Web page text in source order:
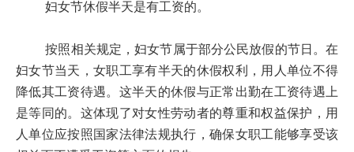
妇女节休假半天是有工资的。
按照相关规定，妇女节属于部分公民放假的节日。在
妇女节当天，女职工享有半天的休假权利，用人单位不得
降低其工资待遇。这半天的休假与正常出勤在工资待遇上
是等同的。这体现了对女性劳动者的尊重和权益保护，用
人单位应按照国家法律法规执行，确保女职工能够享受该